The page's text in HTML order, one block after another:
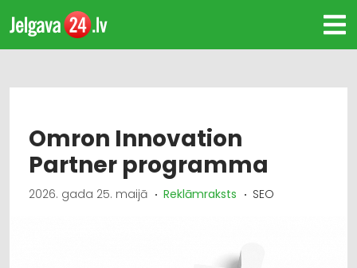
Omron Innovation
Partner programma
2026. gada 25. maijā Reklāmraksts SEO